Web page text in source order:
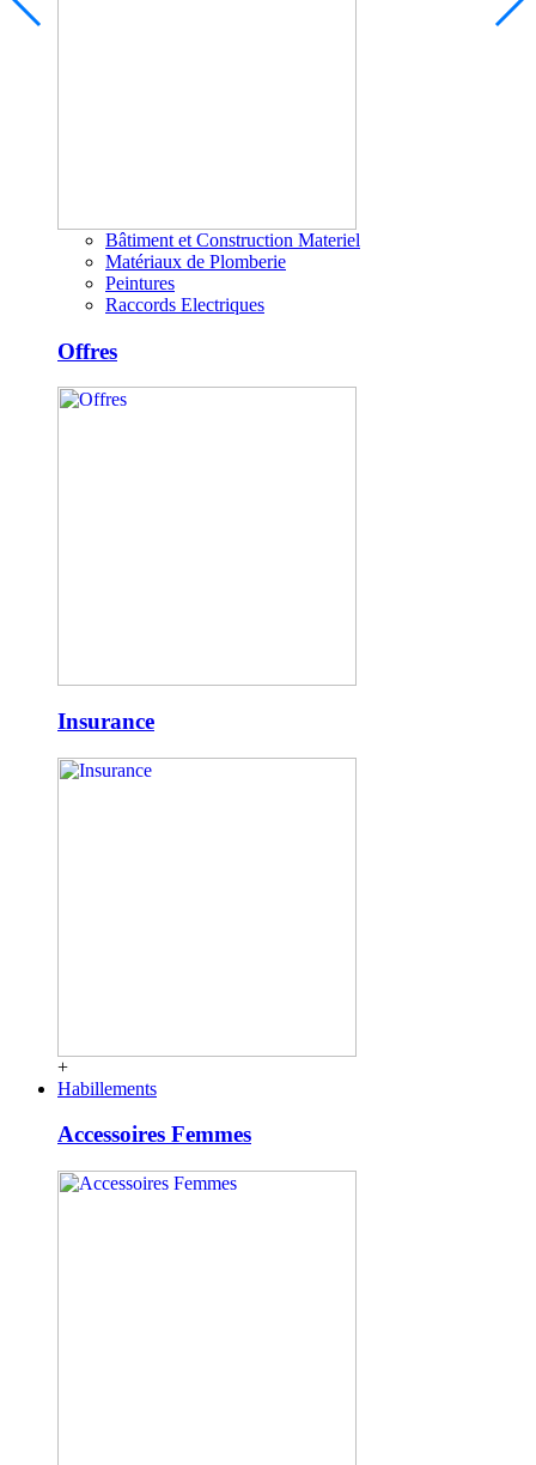
Bâtiment et Construction Materiel
Matériaux de Plomberie
Peintures
Raccords Electriques
Offres
Insurance
+
Habillements
Accessoires Femmes